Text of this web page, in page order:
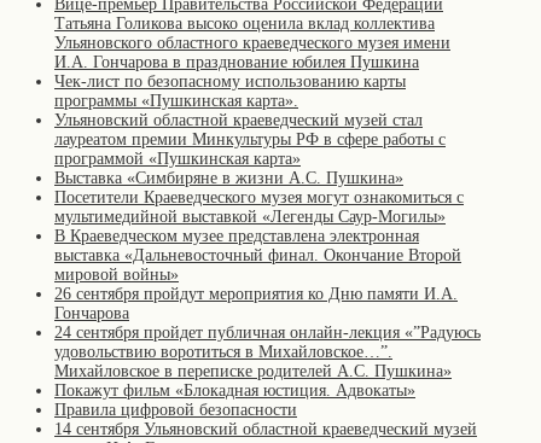
Вице-премьер Правительства Российской Федерации
Татьяна Голикова высоко оценила вклад коллектива
Ульяновского областного краеведческого музея имени
И.А. Гончарова в празднование юбилея Пушкина
Чек-лист по безопасному использованию карты
программы «Пушкинская карта».
Ульяновский областной краеведческий музей стал
лауреатом премии Минкультуры РФ в сфере работы с
программой «Пушкинская карта»
Выставка «Симбиряне в жизни А.С. Пушкина»
Посетители Краеведческого музея могут ознакомиться с
мультимедийной выставкой «Легенды Саур-Могилы»
В Краеведческом музее представлена электронная
выставка «Дальневосточный финал. Окончание Второй
мировой войны»
26 сентября пройдут мероприятия ко Дню памяти И.А.
Гончарова
24 сентября пройдет публичная онлайн-лекция «”Радуюсь
удовольствию воротиться в Михайловское…”.
Михайловское в переписке родителей А.С. Пушкина»
Покажут фильм «Блокадная юстиция. Адвокаты»
Правила цифровой безопасности
14 сентября Ульяновский областной краеведческий музей